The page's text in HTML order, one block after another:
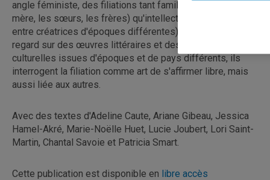
angle féministe, des filiations tant familiales (avec la
mère, les sœurs, les frères) qu'intellectuelles (rapports
entre créatrices d'époques différentes). En posant leur
regard sur des œuvres littéraires et des pratiques
culturelles issues d'époques et de pays différents, ils
interrogent la filiation comme art de s'affirmer libre, mais
aussi liée aux autres.
Avec des textes d'Adeline Caute, Ariane Gibeau, Jessica
Hamel-Akré, Marie-Noëlle Huet, Lucie Joubert, Lori Saint-
Martin, Chantal Savoie et Patricia Smart.
Cette publication est disponible en libre accès